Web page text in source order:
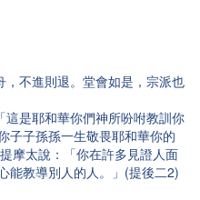
不進則退。堂會如是，宗派也
是耶和華你們神所吩咐教訓你
子子孫孫一生敬畏耶和華你的
摩太說：「你在許多見證人面
能教導別人的人。」(提後二2)